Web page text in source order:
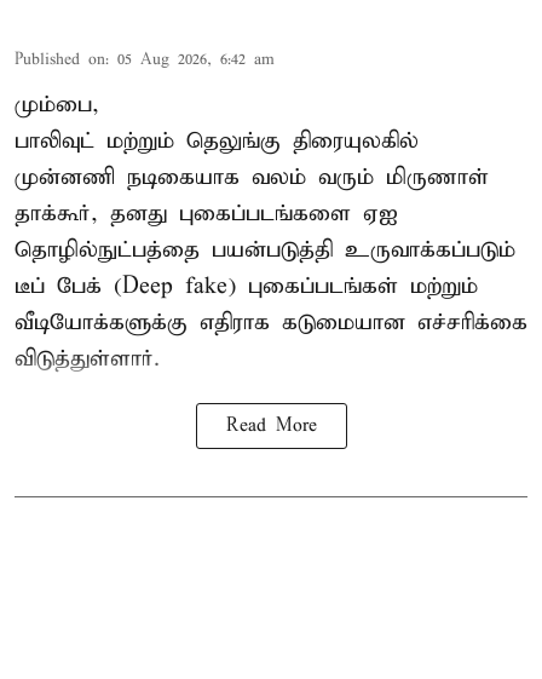
Published on: 05 Aug 2026, 6:42 am
மும்பை,
பாலிவுட் மற்றும் தெலுங்கு திரையுலகில்
முன்னணி நடிகையாக வலம் வரும் மிருணாள்
தாக்கூர், தனது புகைப்படங்களை ஏஐ
தொழில்நுட்பத்தை பயன்படுத்தி உருவாக்கப்படும்
டீப் பேக் (Deep fake) புகைப்படங்கள் மற்றும்
வீடியோக்களுக்கு எதிராக கடுமையான எச்சரிக்கை
விடுத்துள்ளார்.
Read More